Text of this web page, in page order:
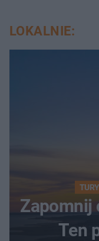
LOKALNIE:
Zapomnij
Ten